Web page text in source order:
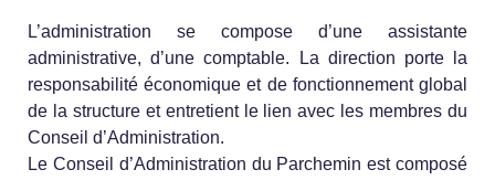
L’administration se compose d’une assistante
administrative, d’une comptable. La direction porte la
responsabilité économique et de fonctionnement global
de la structure et entretient le lien avec les membres du
Conseil d’Administration.
Le Conseil d’Administration du Parchemin est composé